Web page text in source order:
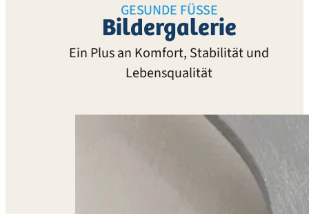
GESUNDE FÜSSE
Bildergalerie
Ein Plus an Komfort, Stabilität und
Lebensqualität